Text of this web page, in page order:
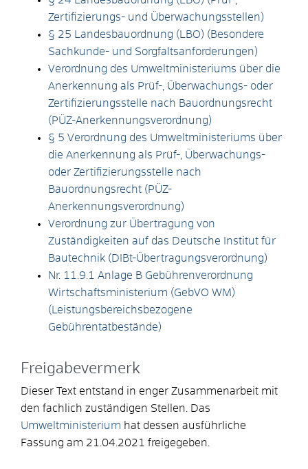
Zertifizierungs- und Überwachungsstellen)
§ 25 Landesbauordnung (LBO) (Besondere
Sachkunde- und Sorgfaltsanforderungen)
Verordnung des Umweltministeriums über die
Anerkennung als Prüf-, Überwachungs- oder
Zertifizierungsstelle nach Bauordnungsrecht
(PÜZ-Anerkennungsverordnung)
§ 5 Verordnung des Umweltministeriums über
die Anerkennung als Prüf-, Überwachungs-
oder Zertifizierungsstelle nach
Bauordnungsrecht (PÜZ-
Anerkennungsverordnung)
Verordnung zur Übertragung von
Zuständigkeiten auf das Deutsche Institut für
Bautechnik (DIBt-Übertragungsverordnung)
Nr. 11.9.1 Anlage B Gebührenverordnung
Wirtschaftsministerium (GebVO WM)
(Leistungsbereichsbezogene
Gebührentatbestände)
Freigabevermerk
Dieser Text entstand in enger Zusammenarbeit mit
den fachlich zuständigen Stellen. Das
Umweltministerium hat dessen ausführliche
Fassung am 21.04.2021 freigegeben.